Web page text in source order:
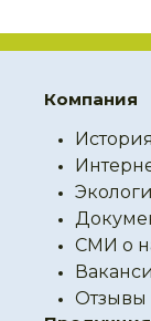
Компания
СМИ о
Отзывы